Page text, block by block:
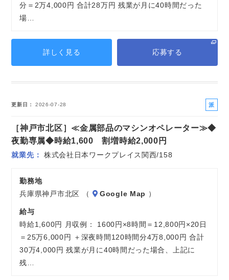
分＝2万4,000円 合計28万円 残業が月に40時間だった
場…
詳しく見る 応募する
更新日 2026-07-28
派
社
［神戸市北区］≪金属部品のマシンオペレーター≫◆
夜勤専属◆時給1,600 割増時給2,000円
就業先 株式会社日本ワークプレイス関西/158
勤務地
兵庫県神戸市北区 （
Google Map ）
給与
時給1,600円 月収例： 1600円×8時間＝12,800円×20日
＝25万6,000円 ＋深夜時間120時間分4万8,000円 合計
30万4,000円 残業が月に40時間だった場合、上記に
残…